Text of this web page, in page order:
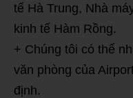
tế Hà Trung, Nhà
kinh tế Hàm Rồng.
+ Chúng tôi có thể
văn phòng của
định.